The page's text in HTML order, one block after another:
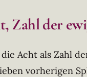
Zahl der
Acht als Zahl
vorherigen